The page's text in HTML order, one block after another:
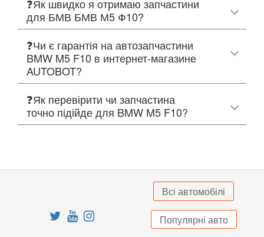
❓Як швидко я отримаю запчастини
для БМВ БМВ М5 Ф10?
❓Чи є гарантія на автозапчастини
BMW M5 F10 в интернет-магазине
AUTOBOT?
❓Як перевірити чи запчастина
точно підійде для BMW M5 F10?
Всі автомобілі
Популярні авто